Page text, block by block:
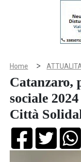
Home >
Catanzaro,
sociale
Città